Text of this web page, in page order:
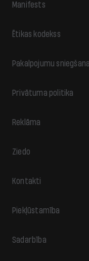
Manifests
Ētikas kodekss
Pakalpojumu
Privātuma politika
Reklāma
Ziedo
Kontakti
Piekļūstamība
Sadarbība